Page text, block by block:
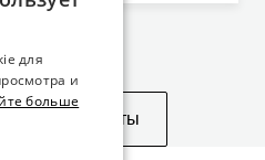
что искали?
объекты
для
и
больше